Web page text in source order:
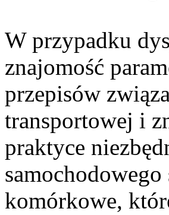
W przypadku
znajomość
przepisów
transportowej i
praktyce
komórkowe,